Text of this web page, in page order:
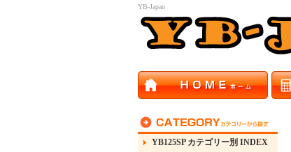
YB-Japan
YB125SP カテゴリー別 INDEX